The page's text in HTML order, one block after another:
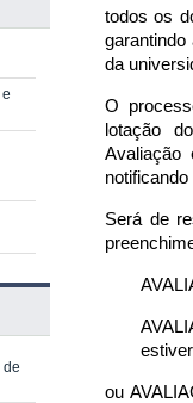
todos os
da
O
lotação
Avaliação
Será de
ou
de